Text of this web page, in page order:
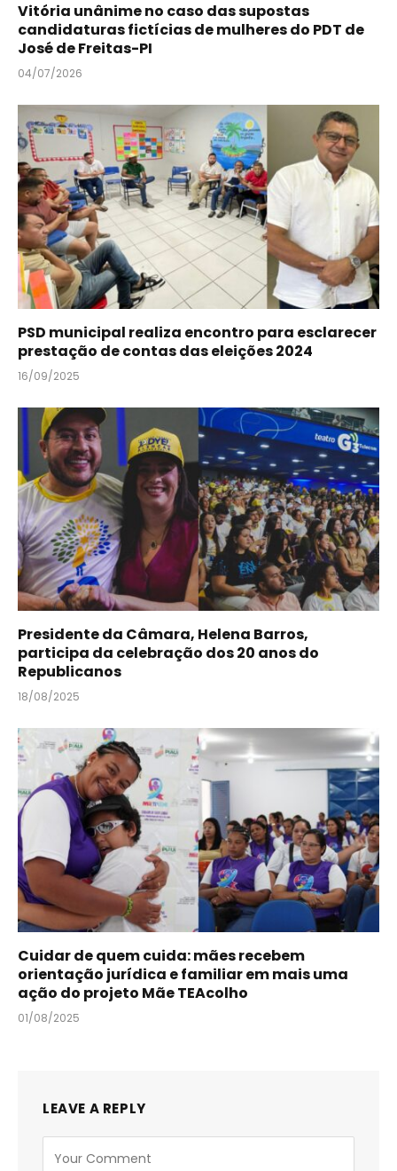
Vitória unânime no caso das supostas
candidaturas fictícias de mulheres do PDT de
José de Freitas-PI
04/07/2026
PSD municipal realiza encontro para esclarecer
prestação de contas das eleições 2024
16/09/2025
Presidente da Câmara, Helena Barros,
participa da celebração dos 20 anos do
Republicanos
18/08/2025
Cuidar de quem cuida: mães recebem
orientação jurídica e familiar em mais uma
ação do projeto Mãe TEAcolho
01/08/2025
LEAVE A REPLY